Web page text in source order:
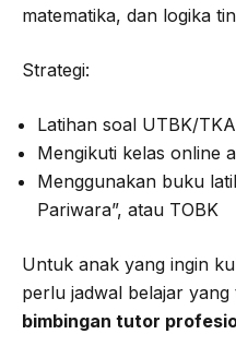
matematika, dan logika
Strategi:
Latihan soal UTBK/
Mengikuti kelas online
Menggunakan buku
Pariwara”, atau TOBK
Untuk anak yang ingin
perlu jadwal belajar
bimbingan tutor